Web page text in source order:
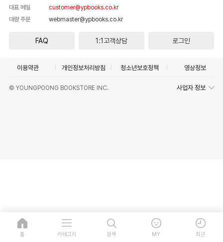
대표 메일
customer@ypbooks.co.kr
대량 주문
webmaster@ypbooks.co.kr
FAQ 1:1고객상담 로그인
이용약관 개인정보처리방침 청소년보호정책 영상정보
© YOUNGPOONG BOOKSTORE INC. 사업자 정보
홈 카테고리 검색 MY 최근